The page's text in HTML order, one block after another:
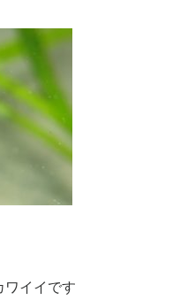
ワイイです